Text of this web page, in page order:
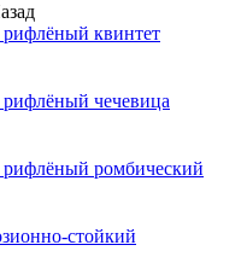
квинтет
чечевица
ромбический
стойкий